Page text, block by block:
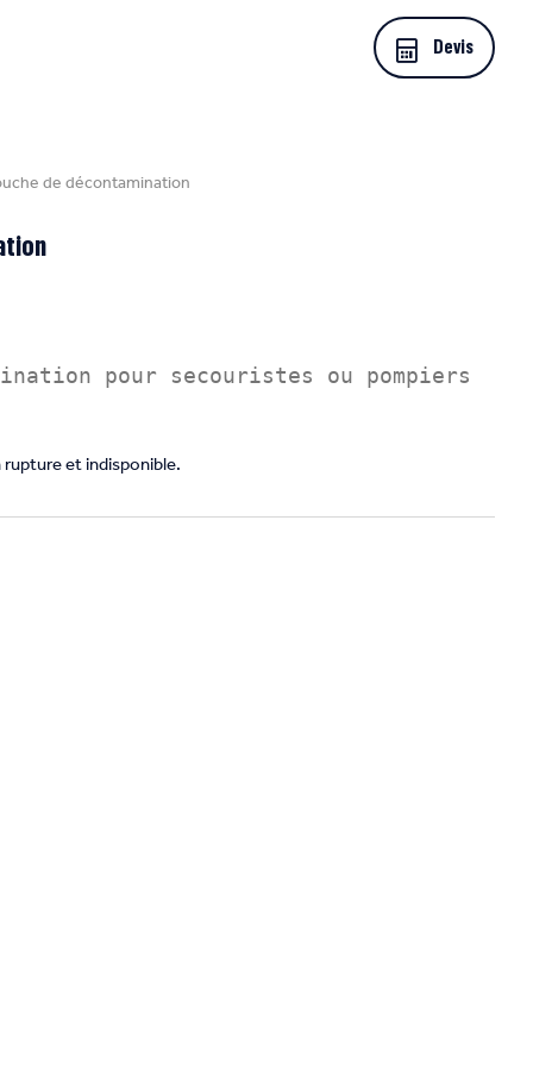
Devis
de décontamination
et indisponible.